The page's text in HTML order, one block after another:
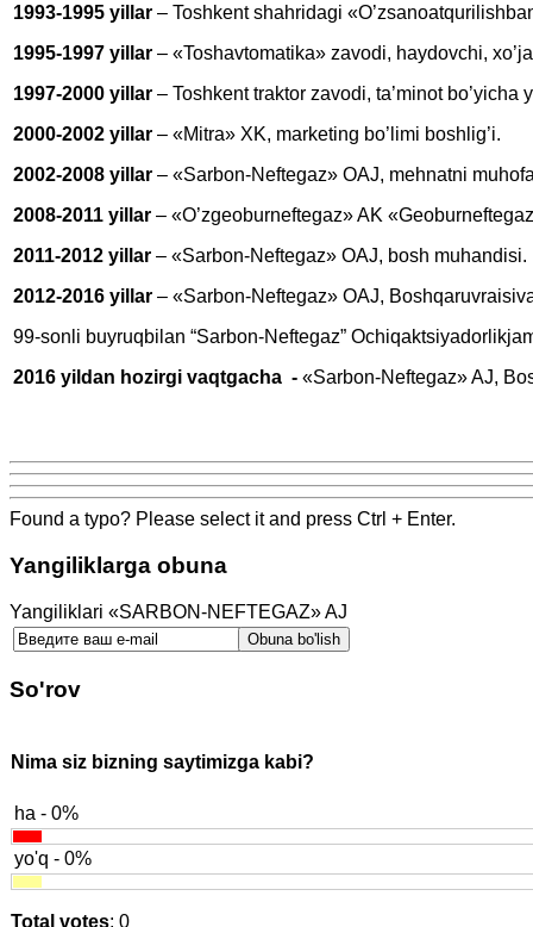
1993-1995 yillar – Toshkent shahridagi
1995-1997 yillar – «Toshavtomatika» zavodi, haydovchi,
1997-2000 yillar – Toshkent traktor zavodi, ta’minot bo’yicha
2000-2002 yillar – «Mitra» XK, marketing bo’limi boshlig’i.
2002-2008 yillar – «Sarbon-Neftegaz» OAJ, mehnatni
2008-2011 yillar – «O’zgeoburneftegaz» AK
2011-2012 yillar – «Sarbon-Neftegaz» OAJ, bosh muhandisi.
2012-2016 yillar – «Sarbon-Neftegaz» OAJ,
99-sonli buyruqbilan “Sarbon-Neftegaz”
2016 yildan hozirgi vaqtgacha - «Sarbon-Neftegaz» AJ,
Found a typo? Please select it and press Ctrl + Enter.
Yangiliklarga obuna
Yangiliklari «SARBON-NEFTEGAZ» AJ
So'rov
Nima siz bizning saytimizga kabi?
ha - 0%
yo'q - 0%
Total votes: 0